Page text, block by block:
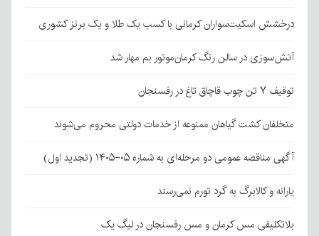
درخشش اسکیت‌سواران کرمانی با کسب یک طلا و یک برنز کشوری
آتش‌سوزی در سالن رنگ کرمان‌موتور بم مهار شد
توقیف ۷ تن چوب قاچاق تاغ در رفسنجان
متخلفان کشت گیاهان ممنوعه از خدمات دولتی محروم می‌شوند
آگهی مناقصه عمومی دو مرحله‌ای به شماره ۰۵-۱۴۰۵ (تجدید اول)
یارانه و کالابرگ به گرد تورم نمی‌رسند
بلاتکلیفی مس کرمان و مس رفسنجان در لیگ یک